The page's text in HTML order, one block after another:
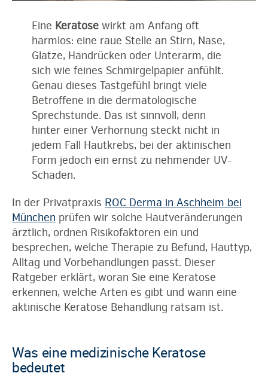
Eine Keratosewirkt am Anfang oft
harmlos: eine raue Stelle an Stirn, Nase,
Glatze, Handrücken oder Unterarm, die
sich wie feines Schmirgelpapier anfühlt.
Genau dieses Tastgefühl bringt viele
Betroffene in die dermatologische
Sprechstunde. Das ist sinnvoll, denn
hinter einer Verhornung steckt nicht in
jedem Fall Hautkrebs, bei der aktinischen
Form jedoch ein ernst zu nehmender UV-
Schaden.
In der Privatpraxis ROC Derma in Aschheim bei
München prüfen wir solche Hautveränderungen
ärztlich, ordnen Risikofaktoren ein und
besprechen, welche Therapie zu Befund, Hauttyp,
Alltag und Vorbehandlungen passt. Dieser
Ratgeber erklärt, woran Sie eine Keratose
erkennen, welche Arten es gibt und wann eine
aktinische Keratose Behandlung ratsam ist.
Was eine medizinische Keratose
bedeutet